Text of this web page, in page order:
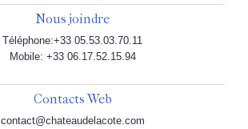
Nous joindre
Téléphone:+33 05.53.03.70.11
Mobile: +33 06.17.52.15.94
Contacts Web
contact@chateaudelacote.com